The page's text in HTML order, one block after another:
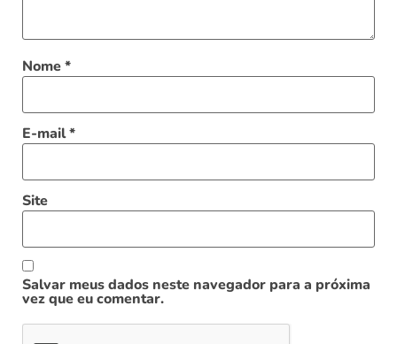
Nome*
E-mail*
Site
Salvar meus dados neste navegador para a próxima
vez que eu comentar.